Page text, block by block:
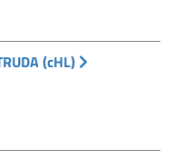
(cHL)